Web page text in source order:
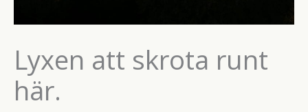
Lyxen att skrota runt
här.